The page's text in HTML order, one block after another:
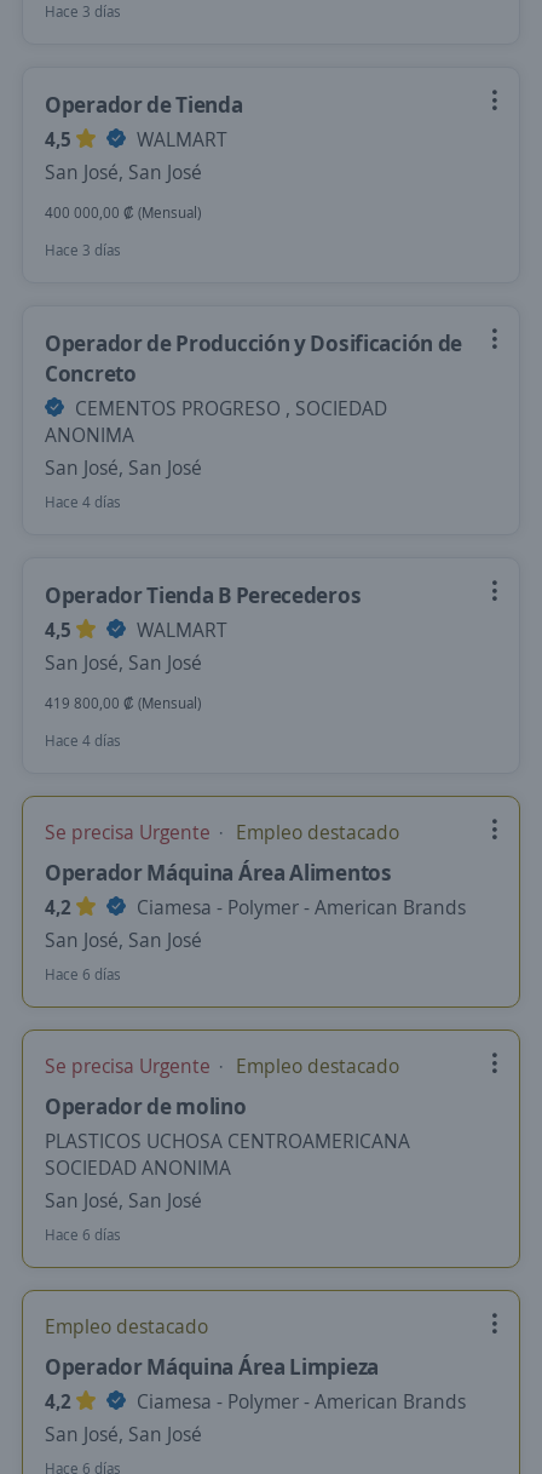
Hace 3 días
Operador de Tienda
4,5
WALMART
San José, San José
400 000,00 ₡ (Mensual)
Hace 3 días
Operador de Producción y Dosificación de
Concreto
CEMENTOS PROGRESO , SOCIEDAD
ANONIMA
San José, San José
Hace 4 días
Operador Tienda B Perecederos
4,5
WALMART
San José, San José
419 800,00 ₡ (Mensual)
Hace 4 días
Se precisa Urgente Empleo destacado
Operador Máquina Área Alimentos
4,2
Ciamesa - Polymer - American Brands
San José, San José
Hace 6 días
Se precisa Urgente Empleo destacado
Operador de molino
PLASTICOS UCHOSA CENTROAMERICANA
SOCIEDAD ANONIMA
San José, San José
Hace 6 días
Empleo destacado
Operador Máquina Área Limpieza
4,2
Ciamesa - Polymer - American Brands
San José, San José
Hace 6 días